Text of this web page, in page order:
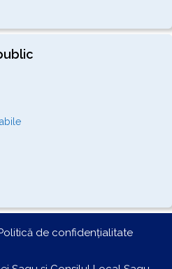
de confidențialitate